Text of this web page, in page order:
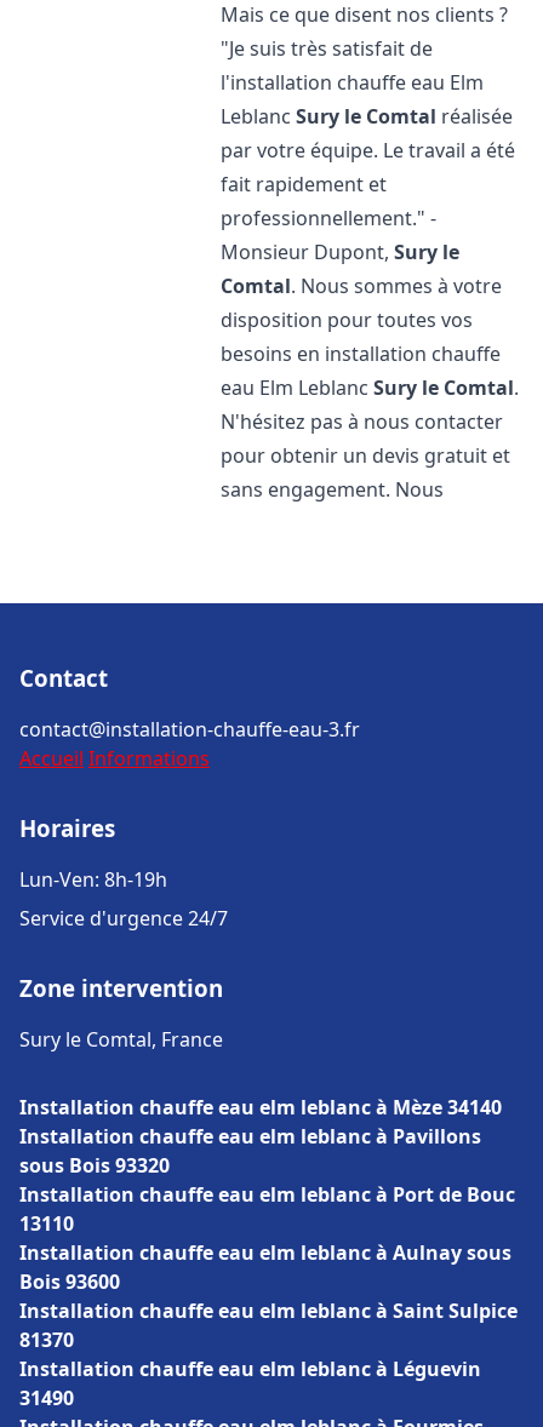
Mais ce que disent nos clients ?
"Je suis très satisfait de
l'installation chauffe eau Elm
LeblancSury le Comtal réalisée
par votre équipe. Le travail a été
fait rapidement et
professionnellement." -
Monsieur Dupont,Sury le
Comtal. Nous sommes à votre
disposition pour toutes vos
besoins en installation chauffe
eau Elm LeblancSury le Comtal.
N'hésitez pas à nous contacter
pour obtenir un devis gratuit et
sans engagement. Nous
Contact
contact@installation-chauffe-eau-3.fr
Accueil Informations
Horaires
Lun-Ven: 8h-19h
Service d'urgence 24/7
Zone intervention
Sury le Comtal, France
Installation chauffe eau elm leblanc à Mèze 34140
Installation chauffe eau elm leblanc à Pavillons
sous Bois 93320
Installation chauffe eau elm leblanc à Port de Bouc
13110
Installation chauffe eau elm leblanc à Aulnay sous
Bois 93600
Installation chauffe eau elm leblanc à Saint Sulpice
81370
Installation chauffe eau elm leblanc à Léguevin
31490